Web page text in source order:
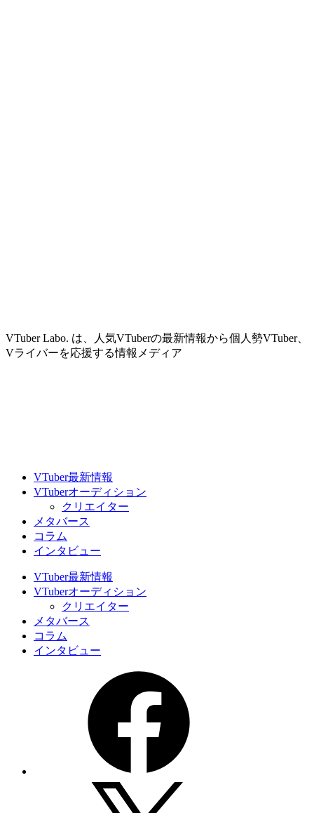
VTuber Labo. は、人気VTuberの最新情報から個人勢VTuber、
Vライバーを応援する情報メディア
VTuber最新情報
VTuberオーディション
クリエイター
メタバース
コラム
インタビュー
VTuber最新情報
VTuberオーディション
クリエイター
メタバース
コラム
インタビュー